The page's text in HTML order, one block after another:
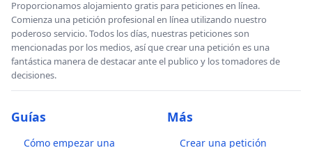
Proporcionamos alojamiento gratis para peticiones en línea.
Comienza una petición profesional en línea utilizando nuestro
poderoso servicio. Todos los días, nuestras peticiones son
mencionadas por los medios, así que crear una petición es una
fantástica manera de destacar ante el publico y los tomadores de
decisiones.
Guías
Cómo empezar una
Más
Crear una petición